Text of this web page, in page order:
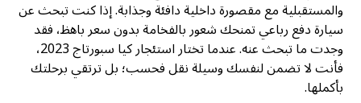
والمستقبلية مع مقصورة داخلية دافئة وجذابة. إذا كنت تبحث عن
سيارة دفع رباعي تمنحك شعور بالفخامة بدون سعر باهظ، فقد
وجدت ما تبحث عنه. عندما تختار استئجار كيا سبورتاج 2023،
فأنت لا تضمن لنفسك وسيلة نقل فحسب؛ بل ترتقي برحلتك
بأكملها.